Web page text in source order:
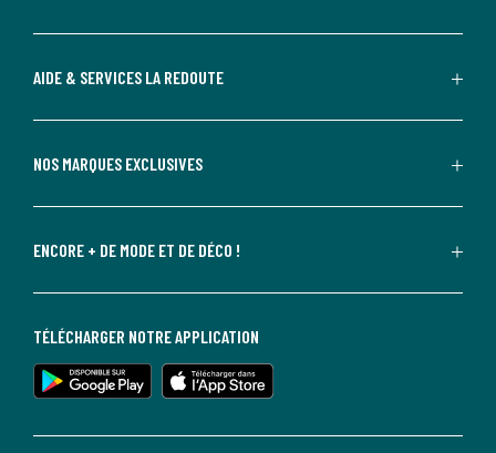
AIDE & SERVICES LA REDOUTE
NOS MARQUES EXCLUSIVES
ENCORE + DE MODE ET DE DÉCO !
TÉLÉCHARGER NOTRE APPLICATION